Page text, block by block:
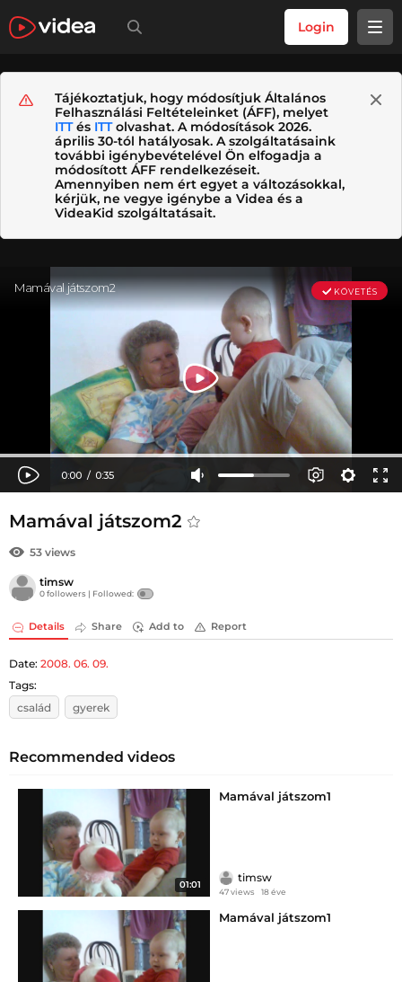
Login
Tájékoztatjuk, hogy módosítjuk Általános
Felhasználási Feltételeinket (ÁFF), melyet
ITTés ITTolvashat. A módosítások 2026.
április 30-tól hatályosak. A szolgáltatásaink
további igénybevételével Ön elfogadja a
módosított ÁFF rendelkezéseit.
Amennyiben nem ért egyet a változásokkal,
kérjük, ne vegye igénybe a Videa és a
VideaKid szolgáltatásait.
Mamával játszom2
53 views
timsw
0 followers | Followed:
Details Share Add to Report
Date: 2008. 06. 09.
Tags:
család
gyerek
Recommended videos
01:01
Mamával játszom1
timsw
47 views 18 éve
Mamával játszom1